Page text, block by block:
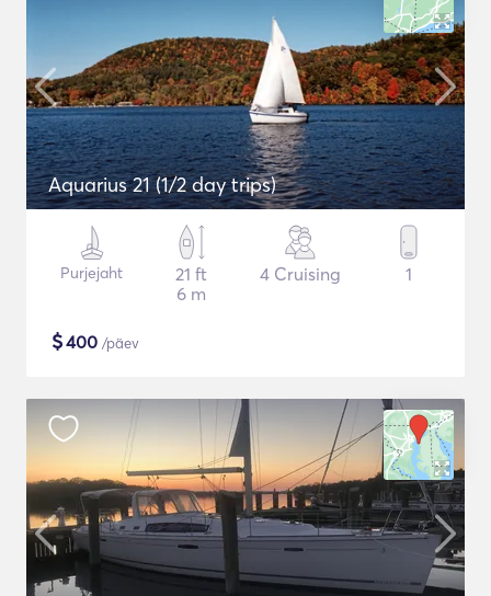
Aquarius 21 (1/2 day trips)
Purjejaht
21 ft
6 m
4 Cruising 1
$400 /päev